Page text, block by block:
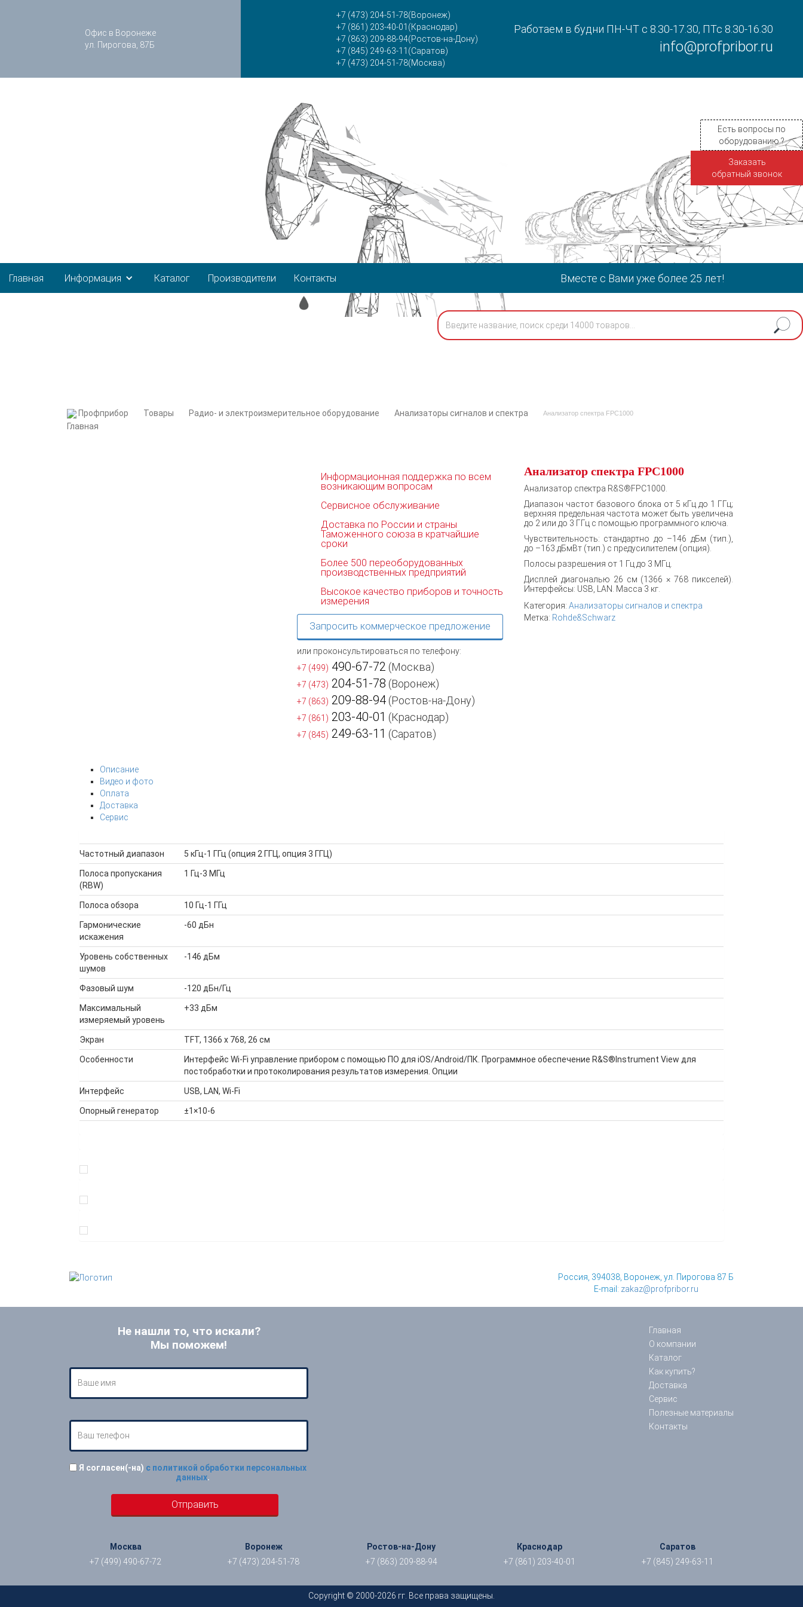
Офис в Воронеже
ул. Пирогова, 87Б
+7 (473) 204-51-78(Воронеж)
+7 (861) 203-40-01 (Краснодар)
+7 (863) 209-88-94(Ростов-на-Дону)
+7 (845) 249-63-11 (Саратов)
+7 (473) 204-51-78(Москва)
Работаем в будни ПН-ЧТ с 8.30-17.30, ПТс 8.30-16.30
info@profpribor.ru
Есть вопросы по
оборудованию ?
Заказать
обратный звонок
Главная Информация Каталог Производители Контакты Вместе с Вами уже более 25 лет!
Профприбор Товары Радио- и электроизмерительное оборудование Анализаторы сигналов и спектра Анализатор спектра FPC1000
Информационная поддержка по всем
возникающим вопросам
Сервисное обслуживание
Доставка по России и страны
Таможенного союза в кратчайшие
сроки
Более 500 переоборудованных
производственных предприятий
Высокое качество приборов и точность
измерения
Запросить коммерческое предложение
или проконсультироваться по телефону:
+7 (499) 490-67-72 (Москва)
+7 (473) 204-51-78 (Воронеж)
+7 (863) 209-88-94 (Ростов-на-Дону)
+7 (861) 203-40-01 (Краснодар)
+7 (845) 249-63-11 (Саратов)
Анализатор спектра FPC1000
Анализатор спектра R&S®FPС1000.
Диапазон частот базового блока от 5 кГц до 1 ГГц;
верхняя предельная частота может быть увеличена
до 2 или до 3 ГГц с помощью программного ключа.
Чувствительность: стандартно до –146 дБм (тип.),
до –163 дБмВт (тип.) с предусилителем (опция).
Полосы разрешения от 1 Гц до 3 МГц.
Дисплей диагональю 26 см (1366 × 768 пикселей).
Интерфейсы: USB, LAN. Масса 3 кг.
Категория: Анализаторы сигналов и спектра
Метка: Rohde&Schwarz
Описание
Видео и фото
Оплата
Доставка
Сервис
Частотный диапазон 5 кГц-1 ГГц (опция 2 ГГЦ, опция 3 ГГЦ)
Полоса пропускания
(RBW)
1 Гц-3 МГц
Полоса обзора 10 Гц-1 ГГц
Гармонические
искажения
-60 дБн
Уровень собственных
шумов
-146 дБм
Фазовый шум -120 дБн/Гц
Максимальный
измеряемый уровень
+33 дБм
Экран TFT, 1366 х 768, 26 см
Особенности
Интерфейс Wi-Fi управление прибором с помощью ПО для iOS/Android/ПК. Программное обеспечение R&S®Instrument View для
постобработки и протоколирования результатов измерения. Опции
Интерфейс USB, LAN, Wi-Fi
Опорный генератор ±1×10-6
Россия, 394038, Воронеж, ул. Пирогова 87 Б
E-mail: zakaz@profpribor.ru
Не нашли то, что искали?
Мы поможем!
Я согласен(-на) с политикой обработки персональных
данных.
Главная
О компании
Каталог
Как купить?
Доставка
Сервис
Полезные материалы
Контакты
Москва
+7 (499) 490-67-72
Воронеж
+7 (473) 204-51-78
Ростов-на-Дону
+7 (863) 209-88-94
Краснодар
+7 (861) 203-40-01
Саратов
+7 (845) 249-63-11
Copyright © 2000-2026 гг. Все права защищены.